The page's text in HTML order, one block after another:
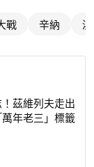
戰 辛納
茲維列夫走出
年老三」標籤